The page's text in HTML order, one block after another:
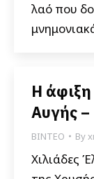
λαό που
Η
Αυγής
ΒΙΝΤΕΟ By
Χιλιάδες